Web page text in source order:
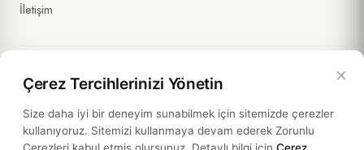
İletişim
Yasal Bilgiler
Politikalar
×
Çerez Tercihlerinizi Yönetin
Size daha iyi bir deneyim sunabilmek için sitemizde çerezler
kullanıyoruz. Sitemizi kullanmaya devam ederek Zorunlu